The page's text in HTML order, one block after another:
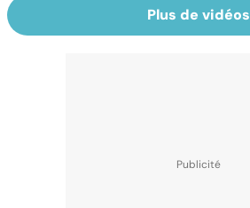
Plus de vidéos